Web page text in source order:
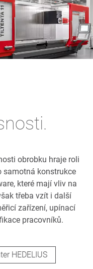
obrobku hraje roli
samotná konstrukce
které mají vliv na
třeba vzít i další
zařízení, upínací
pracovníků.
HEDELIUS